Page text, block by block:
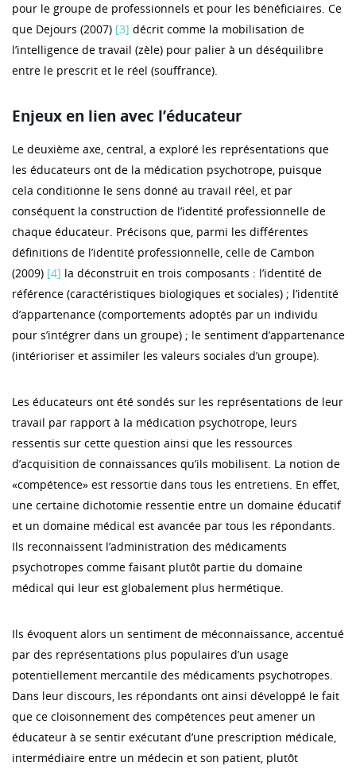
pour le groupe de professionnels et pour les bénéficiaires. Ce
que Dejours (2007) [3] décrit comme la mobilisation de
l’intelligence de travail (zèle) pour palier à un déséquilibre
entre le prescrit et le réel (souffrance).
Enjeux en lien avec l’éducateur
Le deuxième axe, central, a exploré les représentations que
les éducateurs ont de la médication psychotrope, puisque
cela conditionne le sens donné au travail réel, et par
conséquent la construction de l’identité professionnelle de
chaque éducateur. Précisons que, parmi les différentes
définitions de l’identité professionnelle, celle de Cambon
(2009) [4] la déconstruit en trois composants : l’identité de
référence (caractéristiques biologiques et sociales) ; l’identité
d’appartenance (comportements adoptés par un individu
pour s’intégrer dans un groupe) ; le sentiment d’appartenance
(intérioriser et assimiler les valeurs sociales d’un groupe).
Les éducateurs ont été sondés sur les représentations de leur
travail par rapport à la médication psychotrope, leurs
ressentis sur cette question ainsi que les ressources
d’acquisition de connaissances qu’ils mobilisent. La notion de
«compétence» est ressortie dans tous les entretiens. En effet,
une certaine dichotomie ressentie entre un domaine éducatif
et un domaine médical est avancée par tous les répondants.
Ils reconnaissent l’administration des médicaments
psychotropes comme faisant plutôt partie du domaine
médical qui leur est globalement plus hermétique.
Ils évoquent alors un sentiment de méconnaissance, accentué
par des représentations plus populaires d’un usage
potentiellement mercantile des médicaments psychotropes.
Dans leur discours, les répondants ont ainsi développé le fait
que ce cloisonnement des compétences peut amener un
éducateur à se sentir exécutant d’une prescription médicale,
intermédiaire entre un médecin et son patient, plutôt